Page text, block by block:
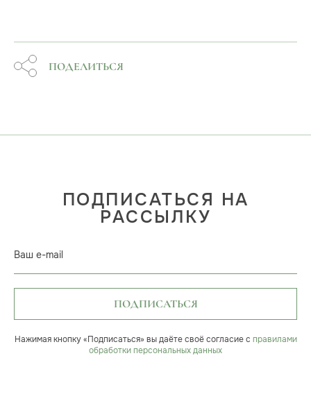
ПОДЕЛИТЬСЯ
ПОДПИСАТЬСЯ НА
РАССЫЛКУ
Ваш e-mail
ПОДПИСАТЬСЯ
Нажимая кнопку «Подписаться» вы даёте своё согласие с правилами
обработки персональных данных